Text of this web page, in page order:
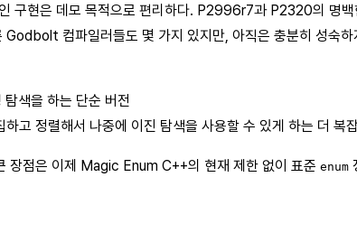
구현은 데모 목적으로 편리하다. P2996r7과 P2320의 명백
Godbolt 컴파일러들도 몇 가지 있지만, 아직은 충분히 성숙
색을 하는 단순 버전
하고 정렬해서 나중에 이진 탐색을 사용할 수 있게 하는 더
장점은 이제 Magic Enum C++의 현재 제한 없이 표준 enum